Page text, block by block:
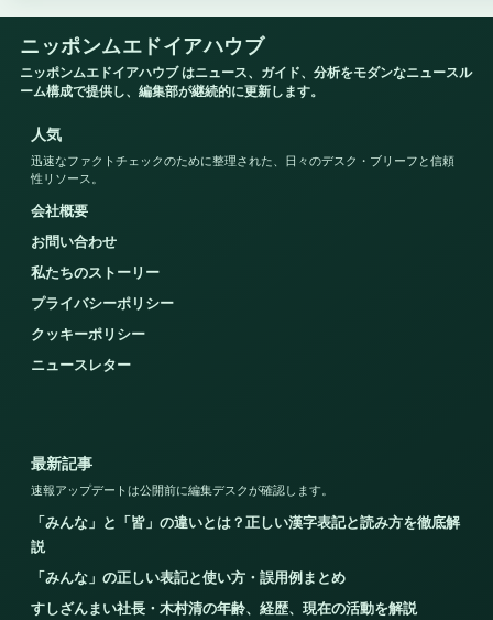
ニッポンムエドイアハウブ
ニッポンムエドイアハウブ はニュース、ガイド、分析をモダンなニュースル
ーム構成で提供し、編集部が継続的に更新します。
人気
迅速なファクトチェックのために整理された、日々のデスク・ブリーフと信頼
性リソース。
会社概要
お問い合わせ
私たちのストーリー
プライバシーポリシー
クッキーポリシー
ニュースレター
最新記事
速報アップデートは公開前に編集デスクが確認します。
「みんな」と「皆」の違いとは？正しい漢字表記と読み方を徹底解
説
「みんな」の正しい表記と使い方・誤用例まとめ
すしざんまい社長・木村清の年齢、経歴、現在の活動を解説